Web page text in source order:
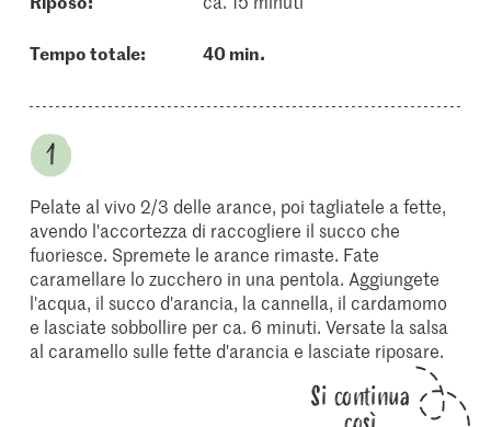
Tempo totale: 40 min.
Pelate al vivo 2/3 delle arance, poi tagliatele a fette,
avendo l'accortezza di raccogliere il succo che
fuoriesce. Spremete le arance rimaste. Fate
caramellare lo zucchero in una pentola. Aggiungete
l'acqua, il succo d'arancia, la cannella, il cardamomo
e lasciate sobbollire per ca. 6 minuti. Versate la salsa
al caramello sulle fette d'arancia e lasciate riposare.
Si continua